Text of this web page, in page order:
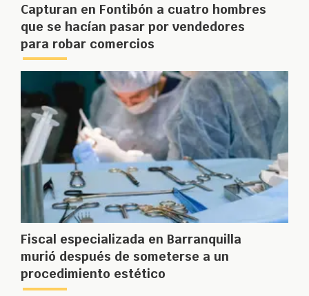
Capturan en Fontibón a cuatro hombres
que se hacían pasar por vendedores
para robar comercios
Fiscal especializada en Barranquilla
murió después de someterse a un
procedimiento estético